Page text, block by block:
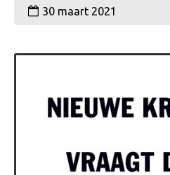
30 maart 2021